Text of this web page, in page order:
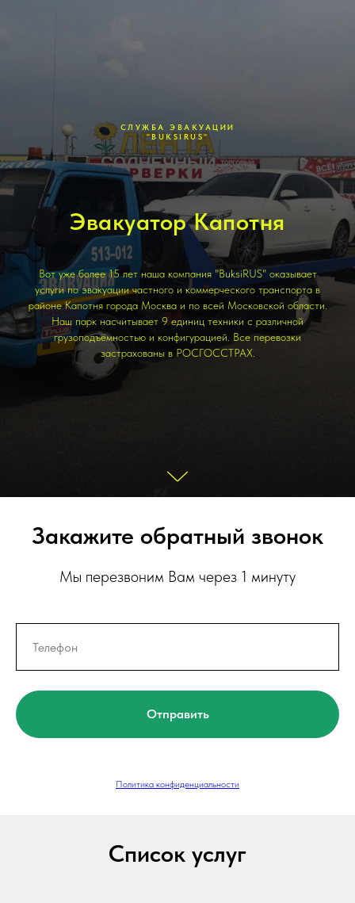
СЛУЖБА ЭВАКУАЦИИ
"BUKSIRUS"
Эвакуатор Капотня
Вот уже более 15 лет наша компания "BuksiRUS" оказывает
услуги по эвакуации частного и коммерческого транспорта в
районе Капотня города Москва и по всей Московской области.
Наш парк насчитывает 9 единиц техники с различной
грузоподъёмностью и конфигурацией. Все перевозки
застрахованы в РОСГОССТРАХ.
Закажите обратный звонок
Мы перезвоним Вам через 1 минуту
Отправить
Политика конфиденциальности
Список услуг